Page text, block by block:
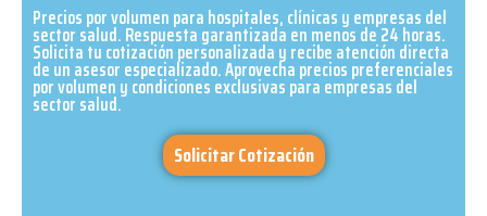
Precios por volumen para hospitales, clínicas y empresas del
sector salud. Respuesta garantizada en menos de 24 horas.
Solicita tu cotización personalizada y recibe atención directa
de un asesor especializado. Aprovecha precios preferenciales
por volumen y condiciones exclusivas para empresas del
sector salud.​
Solicitar Cotización